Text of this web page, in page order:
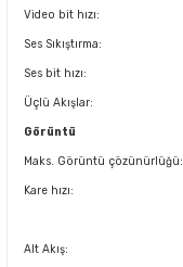
Video bit hızı:
Ses Sıkıştırma:
Ses bit hızı:
Üçlü Akışlar:
Görüntü
Maks. Görüntü çözünürlüğü:
Kare hızı:
Alt Akış: